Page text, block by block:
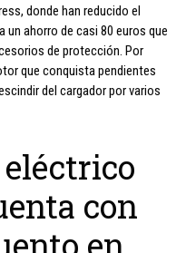
donde han reducido el
ahorro de casi 80 euros que
de protección. Por
que conquista pendientes
del cargador por varios
con